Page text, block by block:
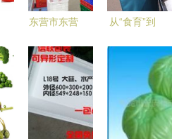
东营市东营
厂日产25-
30吨，全力
保障市
民“菜篮子”
从“食育”到
日本中小学
的营养午餐
之旅